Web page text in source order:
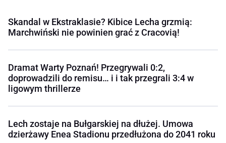
Skandal w Ekstraklasie? Kibice Lecha grzmią:
Marchwiński nie powinien grać z Cracovią!
Dramat Warty Poznań! Przegrywali 0:2,
doprowadzili do remisu… i i tak przegrali 3:4 w
ligowym thrillerze
Lech zostaje na Bułgarskiej na dłużej. Umowa
dzierżawy Enea Stadionu przedłużona do 2041 roku